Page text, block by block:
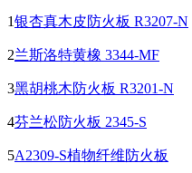
1银杏真木皮防火板 R3207-N
2兰斯洛特黄橡 3344-MF
3黑胡桃木防火板 R3201-N
4芬兰松防火板 2345-S
5A2309-S植物纤维防火板